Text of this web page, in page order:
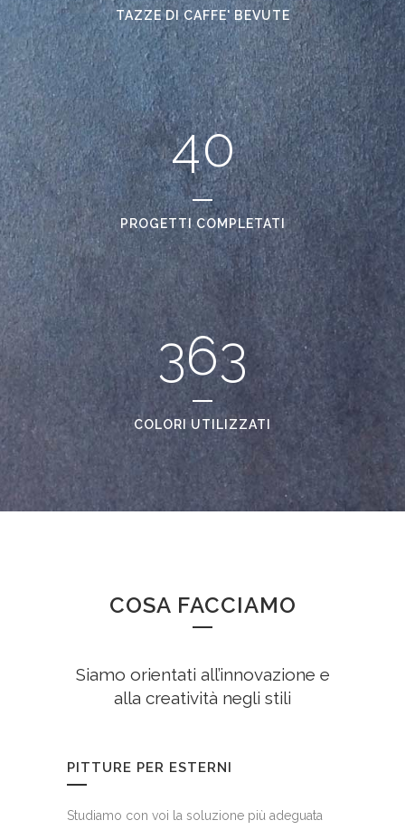
TAZZE DI CAFFE' BEVUTE
2
3
40
PROGETTI COMPLETATI
363
COLORI UTILIZZATI
COSA FACCIAMO
Siamo orientati all’innovazione e
alla creatività negli stili
PITTURE PER ESTERNI
Studiamo con voi la soluzione più adeguata